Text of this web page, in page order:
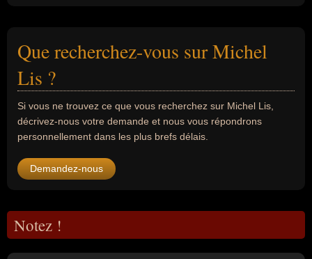
Que recherchez-vous sur Michel
Lis ?
Si vous ne trouvez ce que vous recherchez sur Michel Lis,
décrivez-nous votre demande et nous vous répondrons
personnellement dans les plus brefs délais.
Demandez-nous
Notez !